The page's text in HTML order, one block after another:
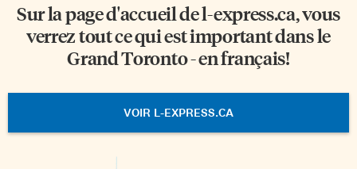
Sur la page d'accueil del-express.ca, vous
verrez tout ce qui est important dans le
Grand Toronto - en français!
VOIR L-EXPRESS.CA